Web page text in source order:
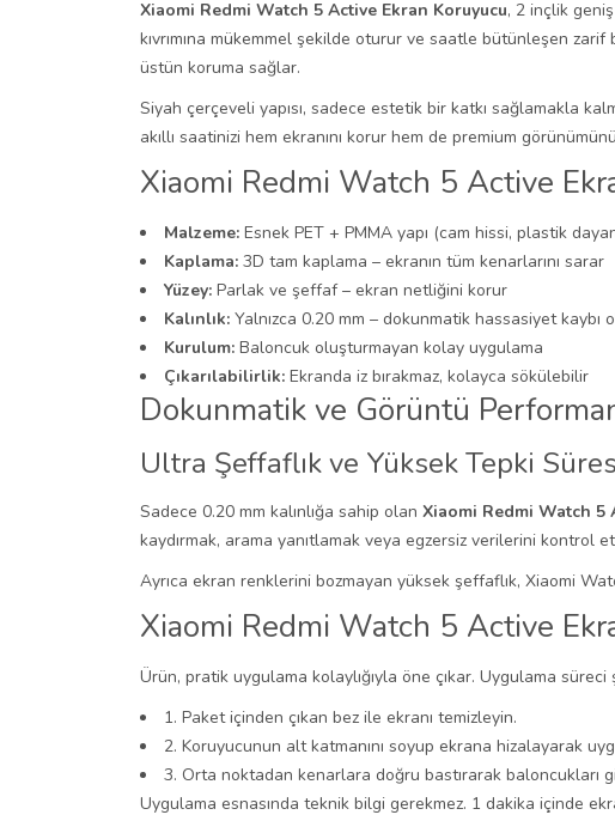
Xiaomi Redmi Watch 5 Active Ekran Koruyucu, 2 inçlik
kıvrımına mükemmel şekilde oturur ve saatle bütünleşen
üstün koruma sağlar.
Siyah çerçeveli yapısı, sadece estetik bir katkı sağlamakla
akıllı saatinizi hem ekranını korur hem de premium
Xiaomi Redmi Watch 5 Active
Malzeme: Esnek PET + PMMA yapı (cam hissi, plastik
Kaplama: 3D tam kaplama – ekranın tüm kenarlarını sarar
Yüzey: Parlak ve şeffaf – ekran netliğini korur
Kalınlık: Yalnızca 0.20 mm – dokunmatik hassasiyet kaybı
Kurulum: Baloncuk oluşturmayan kolay uygulama
Çıkarılabilirlik: Ekranda iz bırakmaz, kolayca sökülebilir
Dokunmatik ve Görüntü
Ultra Şeffaflık ve Yüksek Tepki
Sadece 0.20 mm kalınlığa sahip olan Xiaomi Redmi Watch 5
kaydırmak, arama yanıtlamak veya egzersiz verilerini kontrol
Ayrıca ekran renklerini bozmayan yüksek şeffaflık, Xiaomi
Xiaomi Redmi Watch 5 Active
Ürün, pratik uygulama kolaylığıyla öne çıkar. Uygulama süreci
1. Paket içinden çıkan bez ile ekranı temizleyin.
2. Koruyucunun alt katmanını soyup ekrana hizalayarak
3. Orta noktadan kenarlara doğru bastırarak baloncukları
Uygulama esnasında teknik bilgi gerekmez. 1 dakika içinde